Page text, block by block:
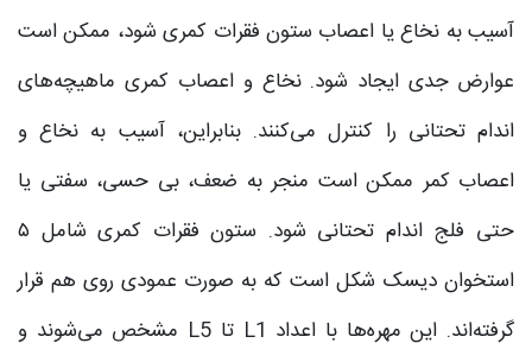
آسیب به نخاع یا اعصاب ستون فقرات کمری شود، ممکن است
عوارض جدی ایجاد شود. نخاع و اعصاب کمری ماهیچه‌های
اندام تحتانی را کنترل می‌کنند. بنابراین، آسیب به نخاع و
اعصاب کمر ممکن است منجر به ضعف، بی حسی، سفتی یا
حتی فلج اندام تحتانی شود. ستون فقرات کمری شامل ۵
استخوان دیسک شکل است که به صورت عمودی روی هم قرار
گرفته‌اند. این مهره‌ها با اعداد L1 تا L5 مشخص می‌شوند و